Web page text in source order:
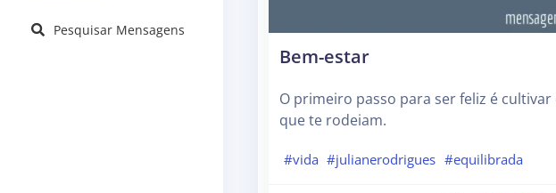
Pesquisar Mensagens
Bem-estar
O primeiro passo para ser feliz é
que te rodeiam.
#vida #julianerodrigues #equilibrada